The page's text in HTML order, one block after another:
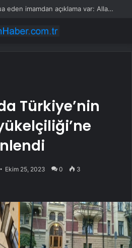
Meyhane açılışında dua eden imamdan açıklama var: Allah’tan affımı diliyorum
Türkiye’nin
Ekim 25, 2023 0 3